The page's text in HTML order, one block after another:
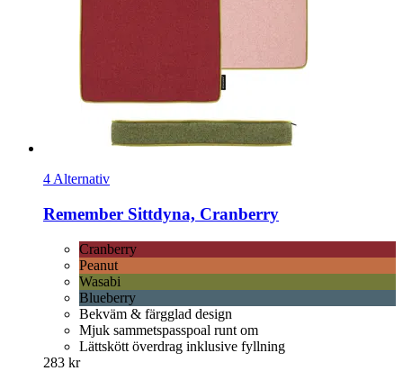
4 Alternativ
Remember Sittdyna, Cranberry
Cranberry
Peanut
Wasabi
Blueberry
Bekväm & färgglad design
Mjuk sammetspasspoal runt om
Lättskött överdrag inklusive fyllning
283 kr